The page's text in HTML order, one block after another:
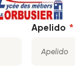
Apelido